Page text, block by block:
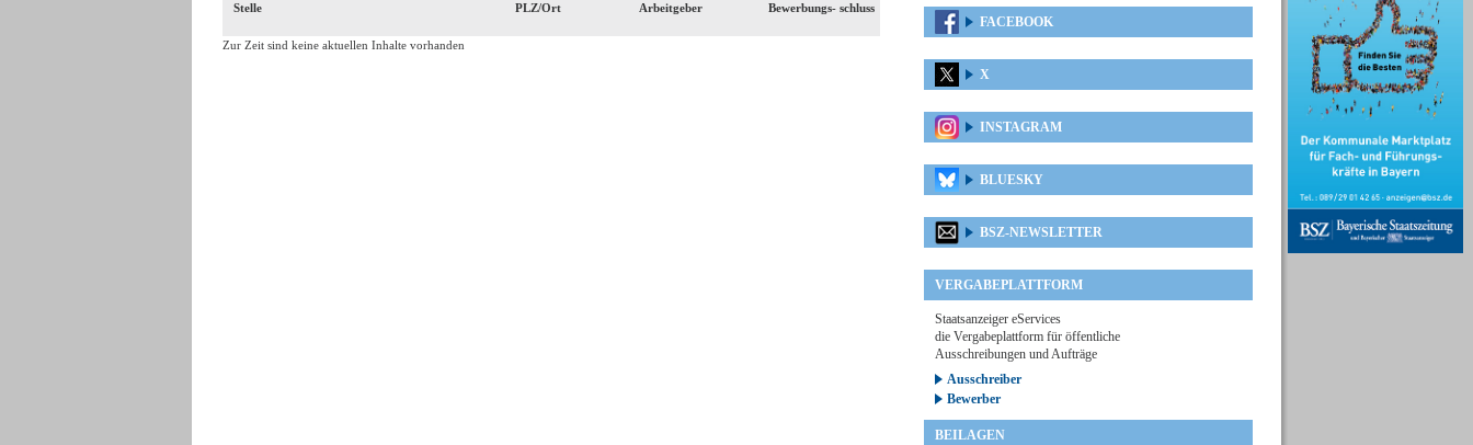
Stelle PLZ/Ort Arbeitgeber Bewerbungs- schluss
Zur Zeit sind keine aktuellen Inhalte vorhanden
FACEBOOK
X
INSTAGRAM
BLUESKY
BSZ-NEWSLETTER
VERGABEPLATTFORM
Staatsanzeiger eServices
die Vergabeplattform für öffentliche
Ausschreibungen und Aufträge
Ausschreiber
Bewerber
BEILAGEN